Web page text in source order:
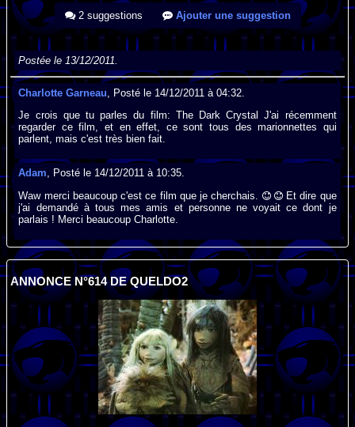
2 suggestions Ajouter une suggestion
Postée le 13/12/2011.
Charlotte Garneau , Posté le 14/12/2011 à 04:32.
Je crois que tu parles du film: The Dark Crystal J'ai récemment
regarder ce film, et en effet, ce sont tous des marionnettes qui
parlent, mais c'est très bien fait.
Adam, Posté le 14/12/2011 à 10:35.
Waw merci beaucoup c'est ce film que je cherchais.
Et dire que
j'ai demandé à tous mes amis et personne ne voyait ce dont je
parlais ! Merci beaucoup Charlotte.
ANNONCE N°614 DE QUELDO2